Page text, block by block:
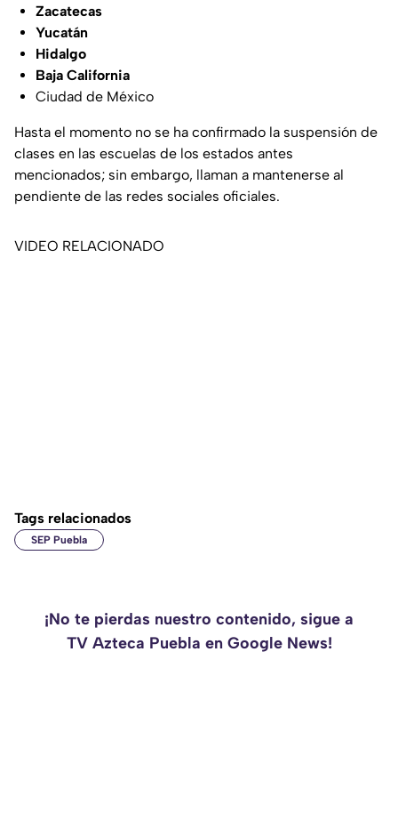
Zacatecas
Yucatán
Hidalgo
Baja California
Ciudad de México
Hasta el momento no se ha confirmado la suspensión de
clases en las escuelas de los estados antes
mencionados; sin embargo, llaman a mantenerse al
pendiente de las redes sociales oficiales.
VIDEO RELACIONADO
Tags relacionados
SEP Puebla
¡No te pierdas nuestro contenido, sigue a
TV Azteca Puebla en Google News!